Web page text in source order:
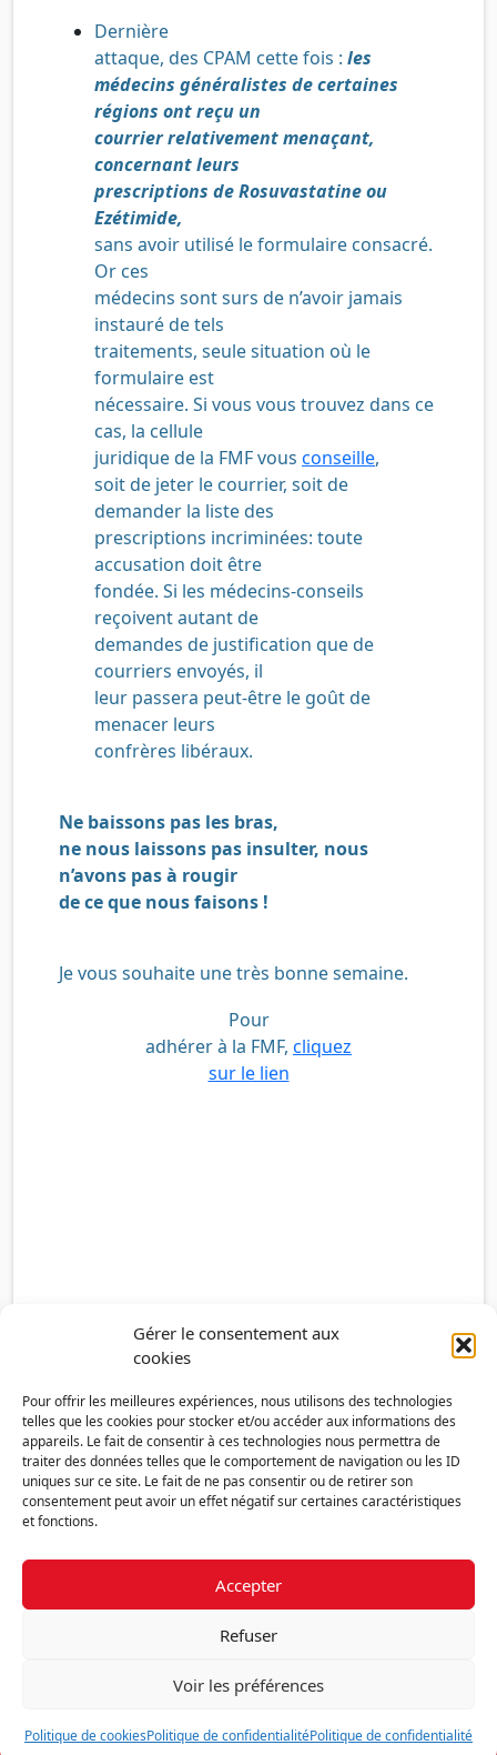
Gérer le consentement aux
cookies
Pour offrir les meilleures expériences, nous utilisons des technologies
telles que les cookies pour stocker et/ou accéder aux informations des
appareils. Le fait de consentir à ces technologies nous permettra de
traiter des données telles que le comportement de navigation ou les ID
uniques sur ce site. Le fait de ne pas consentir ou de retirer son
consentement peut avoir un effet négatif sur certaines caractéristiques
et fonctions.
Accepter
Refuser
Voir les préférences
Politique de cookiesPolitique de confidentialitéPolitique de confidentialité
Dernière
attaque, des CPAM cette fois : les
médecins généralistes de certaines
régions ont reçu un
courrier relativement menaçant,
concernant leurs
prescriptions de Rosuvastatine ou
Ezétimide,
sans avoir utilisé le formulaire consacré.
Or ces
médecins sont surs de n’avoir jamais
instauré de tels
traitements, seule situation où le
formulaire est
nécessaire. Si vous vous trouvez dans ce
cas, la cellule
juridique de la FMF vous conseille,
soit de jeter le courrier, soit de
demander la liste des
prescriptions incriminées: toute
accusation doit être
fondée. Si les médecins-conseils
reçoivent autant de
demandes de justification que de
courriers envoyés, il
leur passera peut-être le goût de
menacer leurs
confrères libéraux.
Ne baissons pas les bras,
ne nous laissons pas insulter, nous
n’avons pas à rougir
de ce que nous faisons !
Je vous souhaite une très bonne semaine.
Pour
adhérer à la FMF, cliquez
sur le lien
Politique de confidentialité
RGPD
Nous contacter
Buffon - 75014 Paris